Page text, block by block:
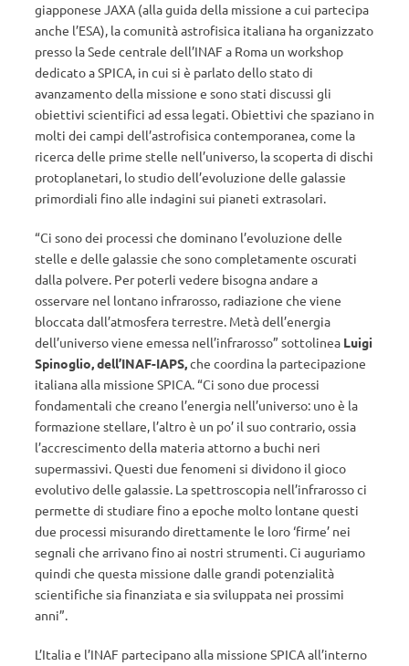
giapponese JAXA (alla guida della missione a cui partecipa
anche l’ESA), la comunità astrofisica italiana ha organizzato
presso la Sede centrale dell’INAF a Roma un workshop
dedicato a SPICA, in cui si è parlato dello stato di
avanzamento della missione e sono stati discussi gli
obiettivi scientifici ad essa legati. Obiettivi che spaziano in
molti dei campi dell’astrofisica contemporanea, come la
ricerca delle prime stelle nell’universo, la scoperta di dischi
protoplanetari, lo studio dell’evoluzione delle galassie
primordiali fino alle indagini sui pianeti extrasolari.
“Ci sono dei processi che dominano l’evoluzione delle
stelle e delle galassie che sono completamente oscurati
dalla polvere. Per poterli vedere bisogna andare a
osservare nel lontano infrarosso, radiazione che viene
bloccata dall’atmosfera terrestre. Metà dell’energia
dell’universo viene emessa nell’infrarosso” sottolinea Luigi
Spinoglio, dell’INAF-IAPS,che coordina la partecipazione
italiana alla missione SPICA. “Ci sono due processi
fondamentali che creano l’energia nell’universo: uno è la
formazione stellare, l’altro è un po’ il suo contrario, ossia
l’accrescimento della materia attorno a buchi neri
supermassivi. Questi due fenomeni si dividono il gioco
evolutivo delle galassie. La spettroscopia nell’infrarosso ci
permette di studiare fino a epoche molto lontane questi
due processi misurando direttamente le loro ‘firme’ nei
segnali che arrivano fino ai nostri strumenti. Ci auguriamo
quindi che questa missione dalle grandi potenzialità
scientifiche sia finanziata e sia sviluppata nei prossimi
anni”.
L’Italia e l’INAF partecipano alla missione SPICA all’interno